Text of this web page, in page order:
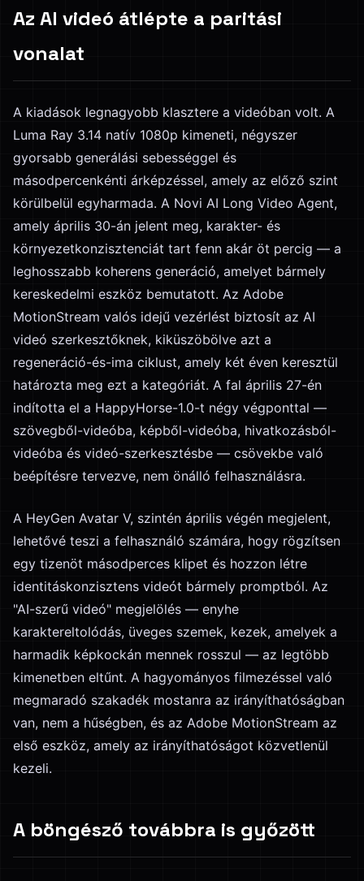
Az AI videó átlépte a paritási
vonalat
A kiadások legnagyobb klasztere a videóban volt. A
Luma Ray 3.14 natív 1080p kimeneti, négyszer
gyorsabb generálási sebességgel és
másodpercenkénti árképzéssel, amely az előző szint
körülbelül egyharmada. A Novi AI Long Video Agent,
amely április 30-án jelent meg, karakter- és
környezetkonzisztenciát tart fenn akár öt percig — a
leghosszabb koherens generáció, amelyet bármely
kereskedelmi eszköz bemutatott. Az Adobe
MotionStream valós idejű vezérlést biztosít az AI
videó szerkesztőknek, kiküszöbölve azt a
regeneráció-és-ima ciklust, amely két éven keresztül
határozta meg ezt a kategóriát. A fal április 27-én
indította el a HappyHorse-1.0-t négy végponttal —
szövegből-videóba, képből-videóba, hivatkozásból-
videóba és videó-szerkesztésbe — csövekbe való
beépítésre tervezve, nem önálló felhasználásra.
A HeyGen Avatar V, szintén április végén megjelent,
lehetővé teszi a felhasználó számára, hogy rögzítsen
egy tizenöt másodperces klipet és hozzon létre
identitáskonzisztens videót bármely promptból. Az
"AI-szerű videó" megjelölés — enyhe
karaktereltolódás, üveges szemek, kezek, amelyek a
harmadik képkockán mennek rosszul — az legtöbb
kimenetben eltűnt. A hagyományos filmezéssel való
megmaradó szakadék mostanra az irányíthatóságban
van, nem a hűségben, és az Adobe MotionStream az
első eszköz, amely az irányíthatóságot közvetlenül
kezeli.
A böngésző továbbra is győzött